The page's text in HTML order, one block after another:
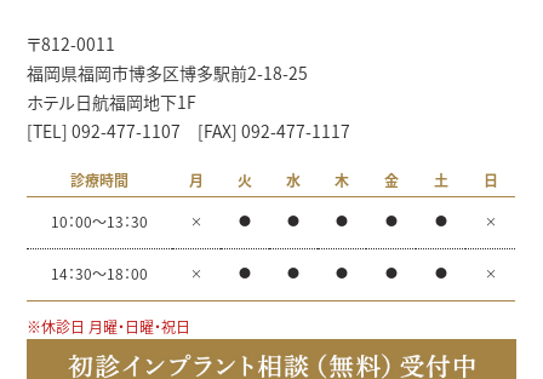
〒812-0011
福岡県福岡市博多区博多駅前2-18-25
ホテル日航福岡地下1F
[TEL] 092-477-1107 [FAX] 092-477-1117
診療時間 月 火 水 木 金 土
日
10：00～13：30
× ● ● ● ● ● ×
14：30～18：00 × ● ● ● ● ● ×
※休診日 月曜・日曜・祝日